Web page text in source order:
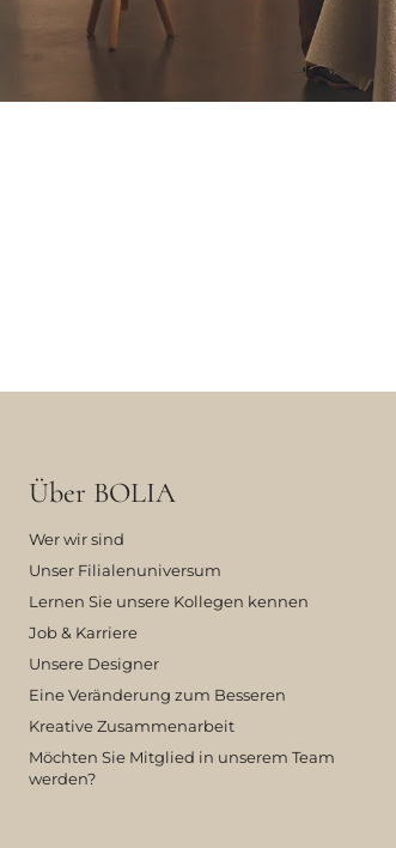
Über BOLIA
Wer wir sind
Unser Filialenuniversum
Lernen Sie unsere Kollegen kennen
Job & Karriere
Unsere Designer
Eine Veränderung zum Besseren
Kreative Zusammenarbeit
Möchten Sie Mitglied in unserem Team
werden?